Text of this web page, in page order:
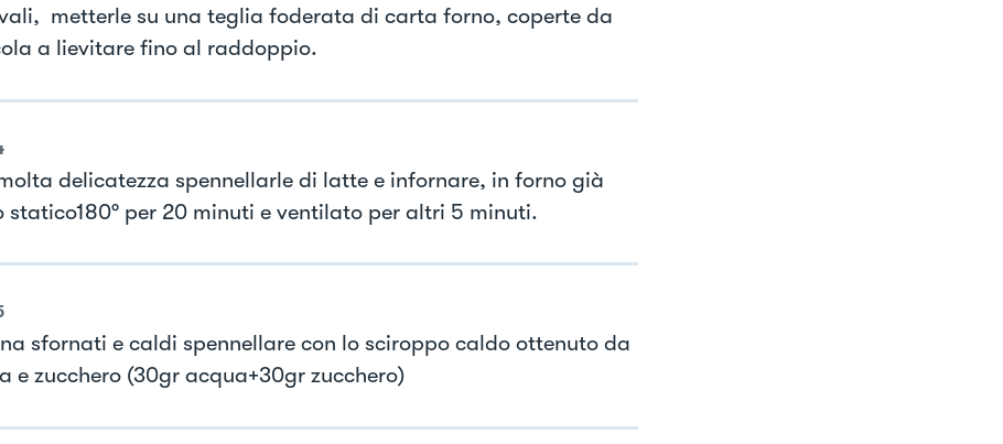
metterle su una teglia foderata di carta forno, coperte da
a lievitare fino al raddoppio.
delicatezza spennellarle di latte e infornare, in forno già
statico180° per 20 minuti e ventilato per altri 5 minuti.
sfornati e caldi spennellare con lo sciroppo caldo ottenuto da
e zucchero (30gr acqua+30gr zucchero)